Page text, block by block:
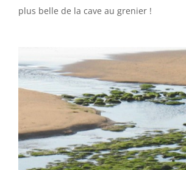
plus belle de la cave au grenier !